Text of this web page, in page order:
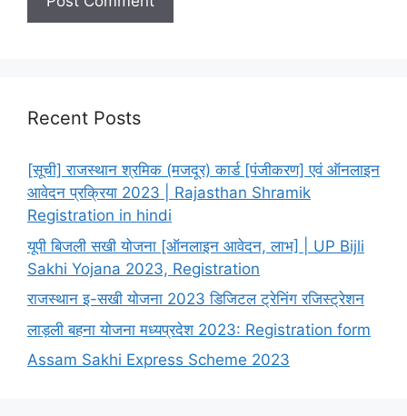
Recent Posts
[सूची] राजस्थान श्रमिक (मजदूर) कार्ड [पंजीकरण] एवं ऑनलाइन
आवेदन प्रक्रिया 2023 | Rajasthan Shramik
Registration in hindi
यूपी बिजली सखी योजना [ऑनलाइन आवेदन, लाभ] | UP Bijli
Sakhi Yojana 2023, Registration
राजस्थान इ-सखी योजना 2023 डिजिटल ट्रेनिंग रजिस्ट्रेशन
लाड़ली बहना योजना मध्यप्रदेश 2023: Registration form
Assam Sakhi Express Scheme 2023